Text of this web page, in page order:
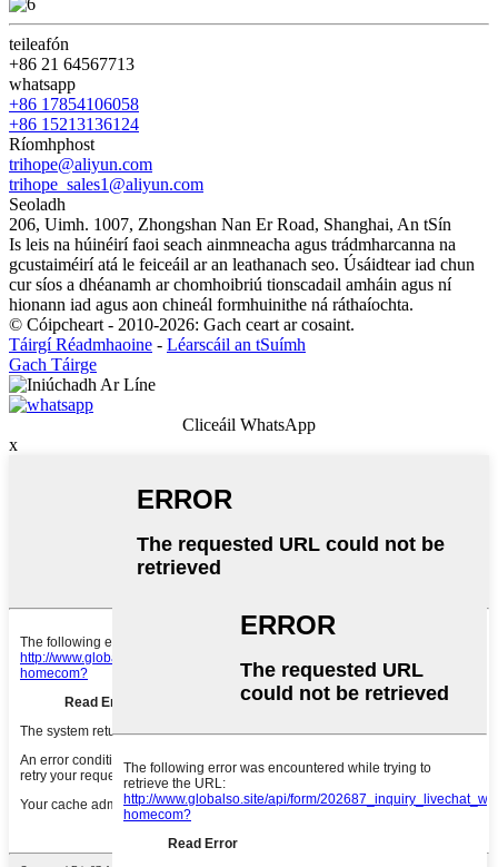
teileafón
+86 21 64567713
whatsapp
+86 17854106058
+86 15213136124
Ríomhphost
trihope@aliyun.com
trihope_sales1@aliyun.com
Seoladh
206, Uimh. 1007, Zhongshan Nan Er Road, Shanghai, An tSín
Is leis na húinéirí faoi seach ainmneacha agus trádmharcanna na
gcustaiméirí atá le feiceáil ar an leathanach seo. Úsáidtear iad chun
cur síos a dhéanamh ar chomhoibriú tionscadail amháin agus ní
hionann iad agus aon chineál formhuinithe ná ráthaíochta.
© Cóipcheart - 2010-2026: Gach ceart ar cosaint.
Táirgí Réadmhaoine - Léarscáil an tSuímh
Gach Táirge
Cliceáil WhatsApp
x